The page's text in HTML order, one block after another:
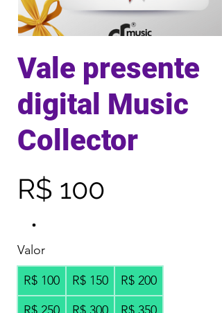
Vale presente
digital Music
Collector
R$ 100
Valor
R$ 100
R$ 150
R$ 200